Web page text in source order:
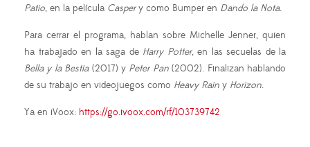
Patio, en la película Caspery como Bumper en Dando la Nota.
Para cerrar el programa, hablan sobre Michelle Jenner, quien
ha trabajado en la saga de Harry Potter, en las secuelas de la
Bella y la Bestia(2017) y Peter Pan(2002). Finalizan hablando
de su trabajo en videojuegos como Heavy Rain y Horizon.
Ya en iVoox: https://go.ivoox.com/rf/103739742